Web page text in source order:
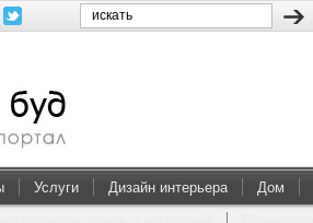
Услуги Дизайн интерьера Дом